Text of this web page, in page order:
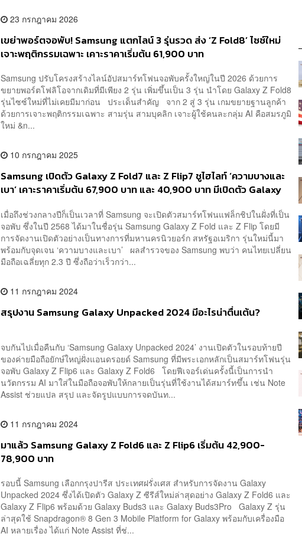
23 กรกฎาคม 2026
เขย่าพอร์ตจอพับ! Samsung แตกไลน์ 3 รุ่นรวด ส่ง ‘Z Fold8’ ไซซ์ใหม่
เจาะพฤติกรรมเฉพาะ เคาะราคาเริ่มต้น 61,900 บาท
Samsung ปรับโครงสร้างไลน์อัปสมาร์ทโฟนจอพับครั้งใหญ่ในปี 2026 ด้วยการ
ขยายพอร์ตโฟลิโอจากเดิมที่มีเพียง 2 รุ่น เพิ่มขึ้นเป็น 3 รุ่น นำโดย Galaxy Z Fold8
รุ่นไซซ์ใหม่ที่ไม่เคยมีมาก่อน ประเด็นสำคัญ จาก 2 สู่ 3 รุ่น เกมขยายฐานลูกค้า
ด้วยการเจาะพฤติกรรมเฉพาะ สามรุ่น สามบุคลิก เจาะผู้ใช้คนละกลุ่ม AI คือสมรภูมิ
ใหม่ &n...
10 กรกฎาคม 2025
Samsung เปิดตัว Galaxy Z Fold7 และ Z Flip7 ชูไฮไลท์ ‘ความบางและ
เบา’ เคาะราคาเริ่มต้น 67,900 บาท และ 40,900 บาท มีเปิดตัว Galaxy
เมื่อถึงช่วงกลางปีก็เป็นเวลาที่ Samsung จะเปิดตัวสมาร์ทโฟนแฟล็กชิปในฝั่งที่เป็น
จอพับ ซึ่งในปี 2568 ได้มาในชื่อรุ่น Samsung Galaxy Z Fold และ Z Flip โดยมี
การจัดงานเปิดตัวอย่างเป็นทางการที่มหานครนิวยอร์ก สหรัฐอเมริกา รุ่นใหม่นี้มา
พร้อมกับจุดเจน ‘ความบางและเบา’ ผลสำรวจของ Samsung พบว่า คนไทยเปลี่ยน
มือถือเฉลี่ยทุก 2.3 ปี ซึ่งถือว่าเร็วกว่า...
11 กรกฎาคม 2024
สรุปงาน Samsung Galaxy Unpacked 2024 มีอะไรน่าตื่นเต้น?
จบกันไปเมื่อคืนกับ ‘Samsung Galaxy Unpacked 2024’ งานเปิดตัวในรอบท้ายปี
ของค่ายมือถือยักษ์ใหญ่ฝั่งแอนดรอยด์ Samsung ที่มีพระเอกหลักเป็นสมาร์ทโฟนรุ่น
จอพับ Galaxy Z Flip6 และ Galaxy Z Fold6 โดยฟีเจอร์เด่นครั้งนี้เป็นการนำ
นวัตกรรม AI มาใส่ในมือถือจอพับให้กลายเป็นรุ่นที่ใช้งานได้สมาร์ทขึ้น เช่น Note
Assist ช่วยแปล สรุป และจัดรูปแบบการจดบันท...
11 กรกฎาคม 2024
มาแล้ว Samsung Galaxy Z Fold6 และ Z Flip6 เริ่มต้น 42,900-
78,900 บาท
รอบนี้ Samsung เลือกกรุงปารีส ประเทศฝรั่งเศส สำหรับการจัดงาน Galaxy
Unpacked 2024 ซึ่งได้เปิดตัว Galaxy Z ซีรีส์ใหม่ล่าสุดอย่าง Galaxy Z Fold6 และ
Galaxy Z Flip6 พร้อมด้วย Galaxy Buds3 และ Galaxy Buds3Pro Galaxy Z รุ่น
ล่าสุดใช้ Snapdragon® 8 Gen 3 Mobile Platform for Galaxy พร้อมกับเครื่องมือ
AI หลายเรื่อง ได้แก่ Note Assist ที่ช่...